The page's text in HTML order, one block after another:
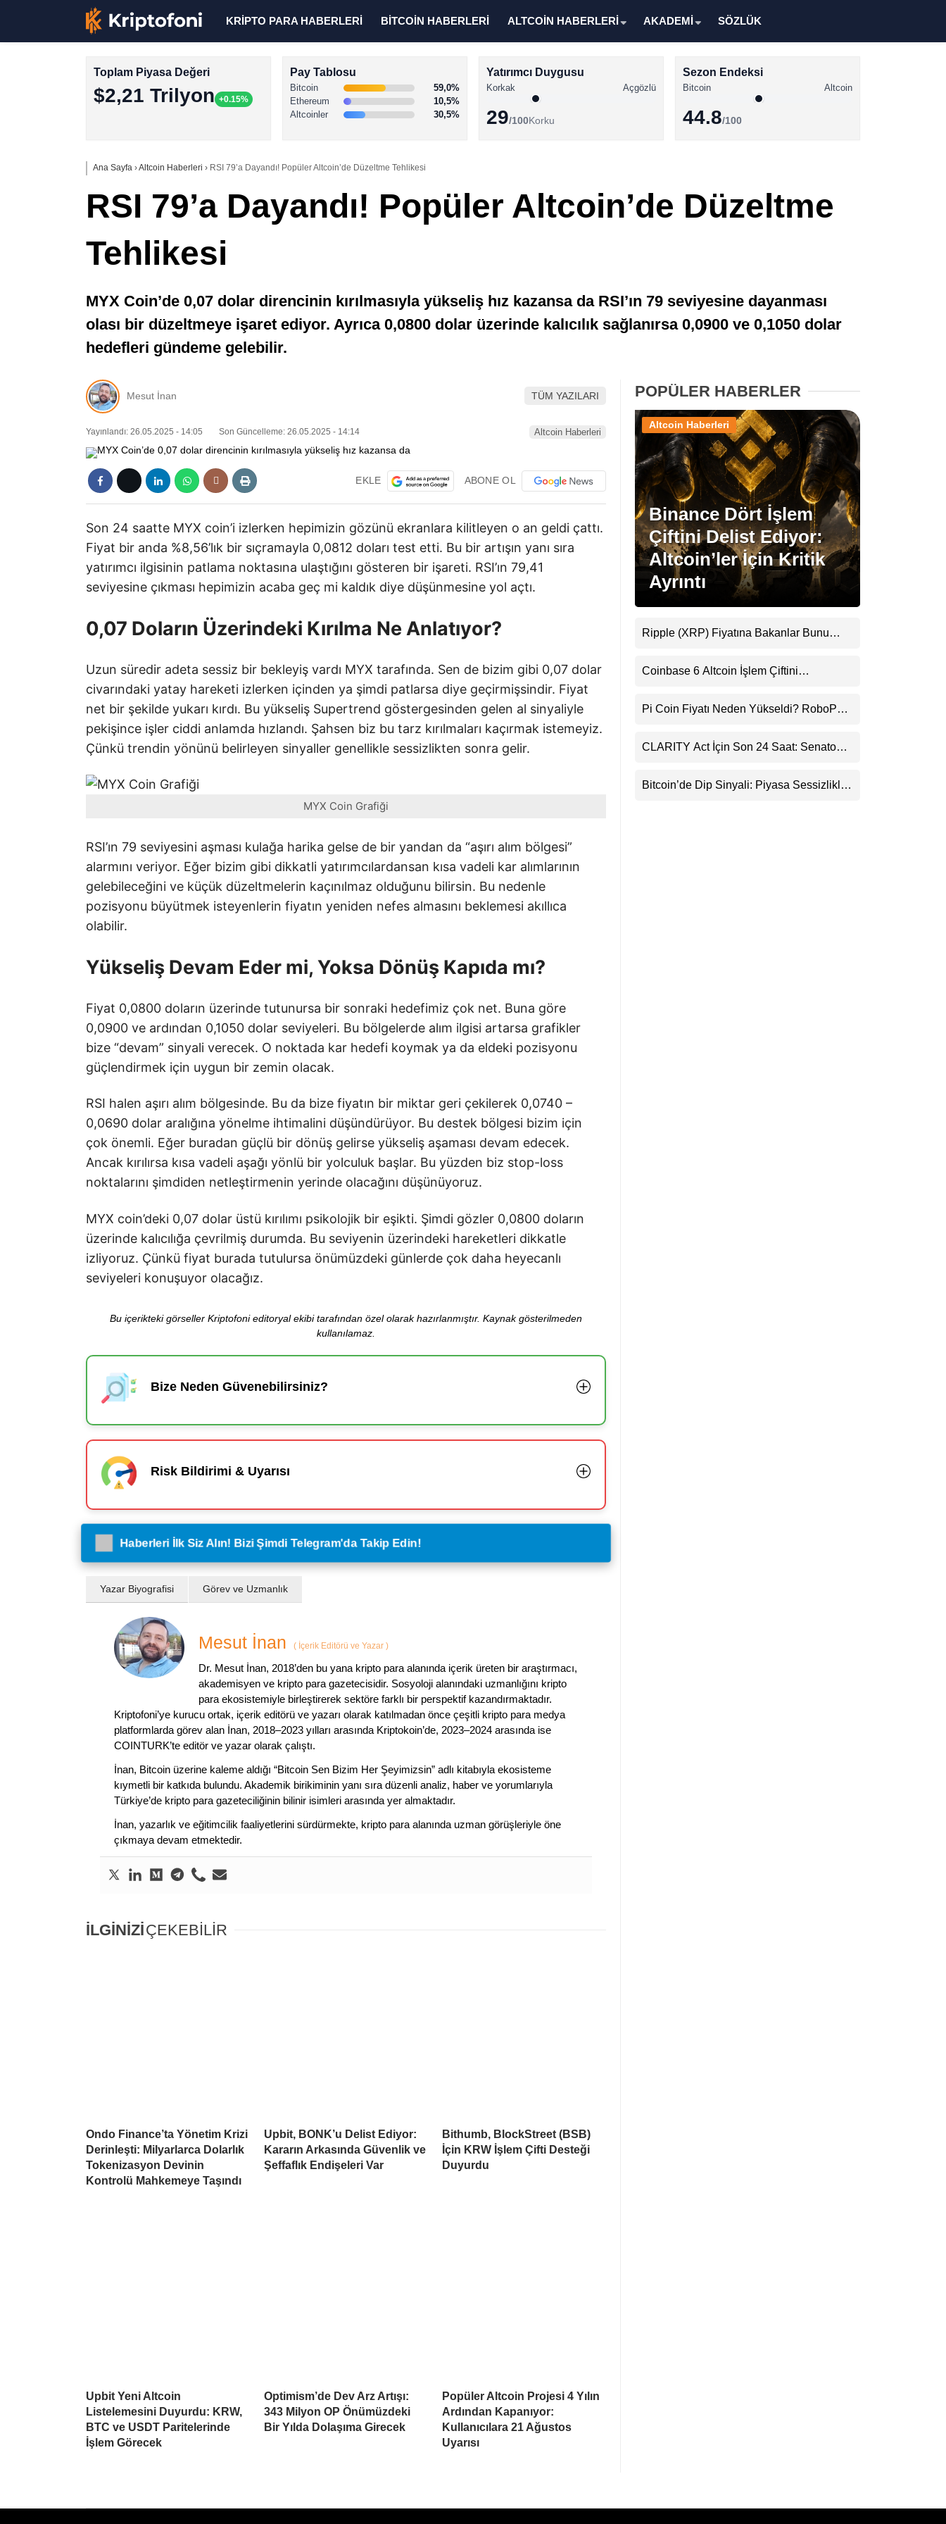
Altcoin Haberleri
Facebook
Instagram
Youtube
TikTok
Pinterest
KRİPTO PARA HABERLERİ BİTCOİN HABERLERİ ALTCOİN HABERLERİ AKADEMİ SÖZLÜK
Toplam Piyasa Değeri
$2,21 Trilyon +0.15%
Pay Tablosu
Bitcoin
59,0%
Ethereum
10,5%
Altcoinler
30,5%
Yatırımcı Duygusu
Korkak Açgözlü
29/100Korku
Sezon Endeksi
Bitcoin Altcoin
44.8/100
Ana Sayfa ›Altcoin Haberleri › RSI 79’a Dayandı! Popüler Altcoin’de Düzeltme Tehlikesi
RSI 79’a Dayandı! Popüler Altcoin’de Düzeltme
Tehlikesi
MYX Coin’de 0,07 dolar direncinin kırılmasıyla yükseliş hız kazansa da RSI’ın 79 seviyesine dayanması
olası bir düzeltmeye işaret ediyor. Ayrıca 0,0800 dolar üzerinde kalıcılık sağlanırsa 0,0900 ve 0,1050 dolar
hedefleri gündeme gelebilir.
Mesut İnan TÜM YAZILARI
Yayınlandı: 26.05.2025 - 14:05 Son Güncelleme: 26.05.2025 - 14:14 Altcoin Haberleri
EKLE ABONE OL
Son 24 saatte MYX coin’i izlerken hepimizin gözünü ekranlara kilitleyen o an geldi çattı.
Fiyat bir anda %8,56’lık bir sıçramayla 0,0812 doları test etti. Bu bir artışın yanı sıra
yatırımcı ilgisinin patlama noktasına ulaştığını gösteren bir işareti. RSI’ın 79,41
seviyesine çıkması hepimizin acaba geç mi kaldık diye düşünmesine yol açtı.
0,07 Doların Üzerindeki Kırılma Ne Anlatıyor?
Uzun süredir adeta sessiz bir bekleyiş vardı MYX tarafında. Sen de bizim gibi 0,07 dolar
civarındaki yatay hareketi izlerken içinden ya şimdi patlarsa diye geçirmişsindir. Fiyat
net bir şekilde yukarı kırdı. Bu yükseliş Supertrend göstergesinden gelen al sinyaliyle
pekişince işler ciddi anlamda hızlandı. Şahsen biz bu tarz kırılmaları kaçırmak istemeyiz.
Çünkü trendin yönünü belirleyen sinyaller genellikle sessizlikten sonra gelir.
MYX Coin Grafiği
RSI’ın 79 seviyesini aşması kulağa harika gelse de bir yandan da “aşırı alım bölgesi”
alarmını veriyor. Eğer bizim gibi dikkatli yatırımcılardansan kısa vadeli kar alımlarının
gelebileceğini ve küçük düzeltmelerin kaçınılmaz olduğunu bilirsin. Bu nedenle
pozisyonu büyütmek isteyenlerin fiyatın yeniden nefes almasını beklemesi akıllıca
olabilir.
Yükseliş Devam Eder mi, Yoksa Dönüş Kapıda mı?
Fiyat 0,0800 doların üzerinde tutunursa bir sonraki hedefimiz çok net. Buna göre
0,0900 ve ardından 0,1050 dolar seviyeleri. Bu bölgelerde alım ilgisi artarsa grafikler
bize “devam” sinyali verecek. O noktada kar hedefi koymak ya da eldeki pozisyonu
güçlendirmek için uygun bir zemin olacak.
RSI halen aşırı alım bölgesinde. Bu da bize fiyatın bir miktar geri çekilerek 0,0740 –
0,0690 dolar aralığına yönelme ihtimalini düşündürüyor. Bu destek bölgesi bizim için
çok önemli. Eğer buradan güçlü bir dönüş gelirse yükseliş aşaması devam edecek.
Ancak kırılırsa kısa vadeli aşağı yönlü bir yolculuk başlar. Bu yüzden biz stop-loss
noktalarını şimdiden netleştirmenin yerinde olacağını düşünüyoruz.
MYX coin’deki 0,07 dolar üstü kırılımı psikolojik bir eşikti. Şimdi gözler 0,0800 doların
üzerinde kalıcılığa çevrilmiş durumda. Bu seviyenin üzerindeki hareketleri dikkatle
izliyoruz. Çünkü fiyat burada tutulursa önümüzdeki günlerde çok daha heyecanlı
seviyeleri konuşuyor olacağız.
Bu içerikteki görseller Kriptofoni editoryal ekibi tarafından özel olarak hazırlanmıştır. Kaynak gösterilmeden
kullanılamaz.
Bize Neden Güvenebilirsiniz?
Risk Bildirimi & Uyarısı
Haberleri İlk Siz Alın! Bizi Şimdi Telegram'da Takip Edin!
Yazar Biyografisi Görev ve Uzmanlık
Mesut İnan ( İçerik Editörü ve Yazar )
Dr. Mesut İnan, 2018’den bu yana kripto para alanında içerik üreten bir araştırmacı,
akademisyen ve kripto para gazetecisidir. Sosyoloji alanındaki uzmanlığını kripto
para ekosistemiyle birleştirerek sektöre farklı bir perspektif kazandırmaktadır.
Kriptofoni’ye kurucu ortak, içerik editörü ve yazarı olarak katılmadan önce çeşitli kripto para medya
platformlarda görev alan İnan, 2018–2023 yılları arasında Kriptokoin’de, 2023–2024 arasında ise
COINTURK’te editör ve yazar olarak çalıştı.
İnan, Bitcoin üzerine kaleme aldığı “Bitcoin Sen Bizim Her Şeyimizsin” adlı kitabıyla ekosisteme
kıymetli bir katkıda bulundu. Akademik birikiminin yanı sıra düzenli analiz, haber ve yorumlarıyla
Türkiye’de kripto para gazeteciliğinin bilinir isimleri arasında yer almaktadır.
İnan, yazarlık ve eğitimcilik faaliyetlerini sürdürmekte, kripto para alanında uzman görüşleriyle öne
çıkmaya devam etmektedir.
İLGİNİZİÇEKEBİLİR
Ondo Finance’ta Yönetim Krizi
Derinleşti: Milyarlarca Dolarlık
Tokenizasyon Devinin
Kontrolü Mahkemeye Taşındı
Upbit, BONK’u Delist Ediyor:
Kararın Arkasında Güvenlik ve
Şeffaflık Endişeleri Var
Bithumb, BlockStreet (BSB)
İçin KRW İşlem Çifti Desteği
Duyurdu
Upbit Yeni Altcoin
Listelemesini Duyurdu: KRW,
BTC ve USDT Paritelerinde
İşlem Görecek
Optimism’de Dev Arz Artışı:
343 Milyon OP Önümüzdeki
Bir Yılda Dolaşıma Girecek
Popüler Altcoin Projesi 4 Yılın
Ardından Kapanıyor:
Kullanıcılara 21 Ağustos
Uyarısı
POPÜLER HABERLER
Binance Dört İşlem
Çiftini Delist Ediyor:
Altcoin’ler İçin Kritik
Ayrıntı
Altcoin Haberleri
Ripple (XRP) Fiyatına Bakanlar Bunu
Uyarı
Coinbase 6 Altcoin İşlem Çiftini
Pi Coin Fiyatı Neden Yükseldi? RoboPay
Destekledi
CLARITY Act İçin Son 24 Saat: Senato
Beklentisini Bozabilir
Bitcoin’de Dip Sinyali: Piyasa Sessizlikle